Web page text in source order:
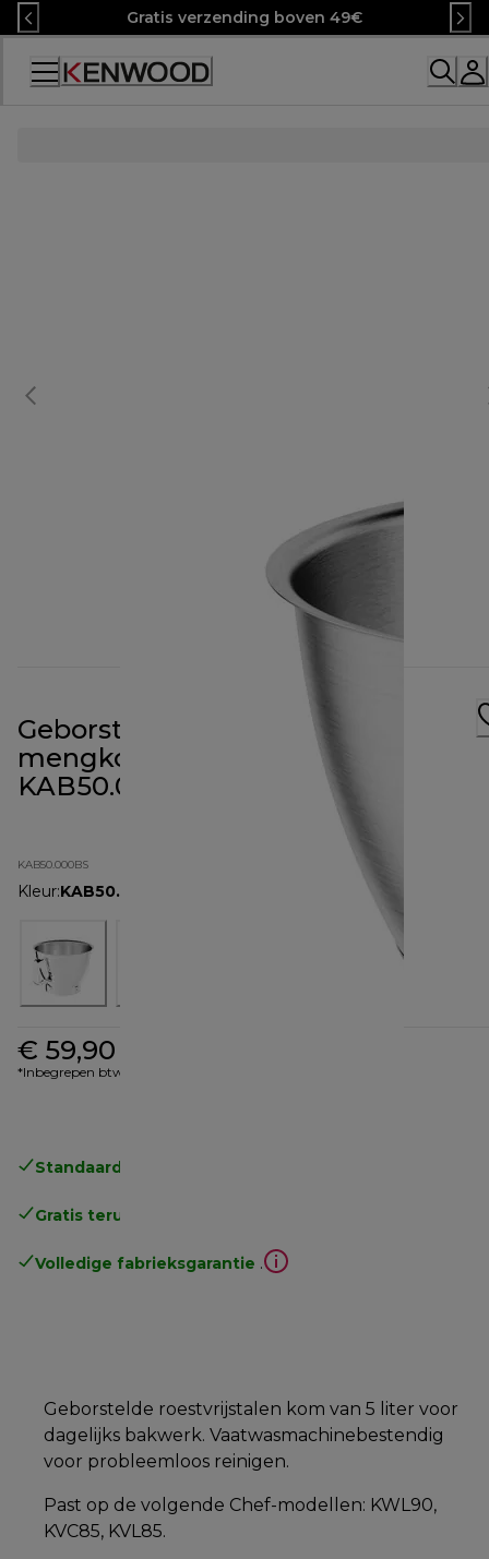
Skip
to
Content
Gratis verzending boven 49€
Accessibility
Geborstelde roestvrijstalen
mengkom van 5 liter
KAB50.000BS
KAB50.000BS
Kleur:KAB50.000BS
€ 59,90
*Inbegrepen btw
Standaard gratis verzending
Gratis terugsturen
Volledige fabrieksgarantie .
Geborstelde roestvrijstalen kom van 5 liter voor
dagelijks bakwerk. Vaatwasmachinebestendig
voor probleemloos reinigen.
Past op de volgende Chef-modellen: KWL90,
KVC85, KVL85.